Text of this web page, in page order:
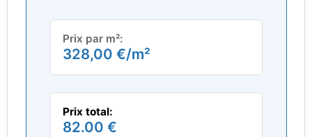
Prix par m²:
328,00 €/m²
Prix total:
82.00 €